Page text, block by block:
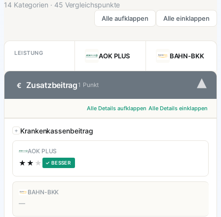
14 Kategorien · 45 Vergleichspunkte
Alle aufklappen Alle einklappen
LEISTUNG AOK PLUS BAHN-BKK
€ Zusatzbeitrag 1 Punkt ▾
Alle Details aufklappen Alle Details einklappen
Krankenkassenbeitrag
AOK PLUS
★★ ★ ✓ BESSER
BAHN-BKK
—